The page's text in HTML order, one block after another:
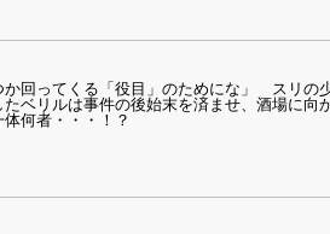
回ってくる「役目」のためにな」 スリの
ベリルは事件の後始末を済ませ、酒場に
何者・・・！？